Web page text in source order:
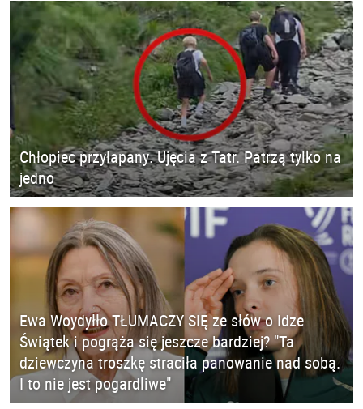
Chłopiec przyłapany. Ujęcia z Tatr. Patrzą tylko na
jedno
Ewa Woydyłło TŁUMACZY SIĘ ze słów o Idze
Świątek i pogrąża się jeszcze bardziej? "Ta
dziewczyna troszkę straciła panowanie nad sobą.
I to nie jest pogardliwe"